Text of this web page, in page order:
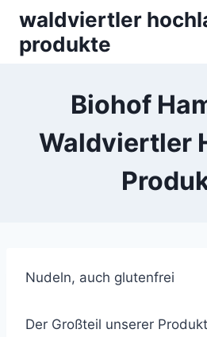
content
waldviertler
produkte
Biohof
Waldviertler
Nudeln, auch glutenfrei
Der Großteil unserer